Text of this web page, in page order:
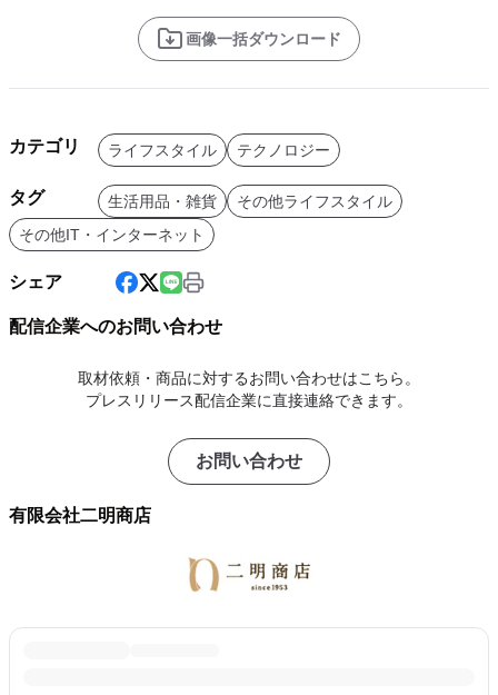
画像一括ダウンロード
カテゴリ ライフスタイル テクノロジー
タグ 生活用品・雑貨
その他ライフスタイル
その他IT・インターネット
シェア
配信企業へのお問い合わせ
取材依頼・商品に対するお問い合わせはこちら。
プレスリリース配信企業に直接連絡できます。
お問い合わせ
有限会社二明商店